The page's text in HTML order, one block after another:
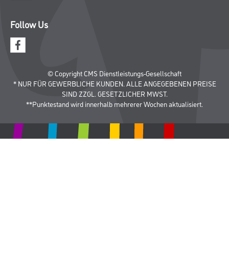
Follow Us
© Copyright CMS Dienstleistungs-Gesellschaft
* NUR FÜR GEWERBLICHE KUNDEN. ALLE ANGEGEBENEN PREISE
SIND ZZGL. GESETZLICHER MWST.
**Punktestand wird innerhalb mehrerer Wochen aktualisiert.